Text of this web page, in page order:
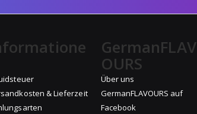
& Lieferzeit
GermanFLAV
OURS
Über uns
GermanFLAVOURS auf
Facebook